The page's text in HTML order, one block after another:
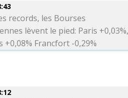
records, les Bourses
lèvent le pied: Paris
+0,08% Francfort -0,29%